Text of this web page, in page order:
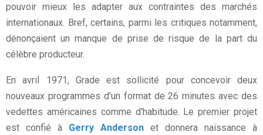
pouvoir mieux les adapter aux contraintes des marchés
internationaux. Bref, certains, parmi les critiques notamment,
dénonçaient un manque de prise de risque de la part du
célèbre producteur.
En avril 1971, Grade est sollicité pour concevoir deux
nouveaux programmes d'un format de 26 minutes avec des
vedettes américaines comme d'habitude. Le premier projet
est confié à Gerry Anderson et donnera naissance à